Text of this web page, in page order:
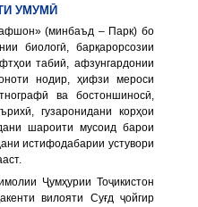
УМУМӢ
(минбаъд – Парк) бо
биологӣ, барқарорсозии
табиӣ, афзунгардонии
нодир, ҳифзи мероси
ва бостоншиносӣ,
гузаронидани корҳои
шароити мусоид барои
истифодабарии устувори
Ҷумҳурии Тоҷикистон
вилояти Суғд ҷойгир